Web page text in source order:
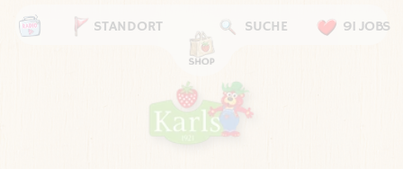
STANDORT SUCHE 91 JOBS